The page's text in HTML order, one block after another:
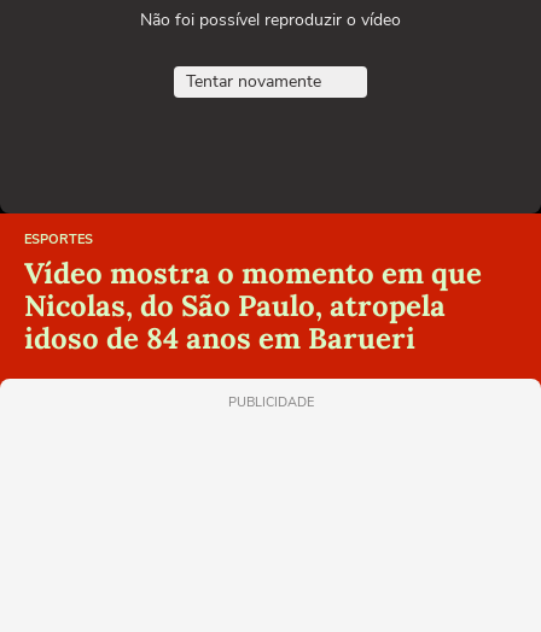
Não foi possível reproduzir o vídeo
Tentar novamente
ESPORTES
Vídeo mostra o momento em que
Nicolas, do São Paulo, atropela
idoso de 84 anos em Barueri
PUBLICIDADE